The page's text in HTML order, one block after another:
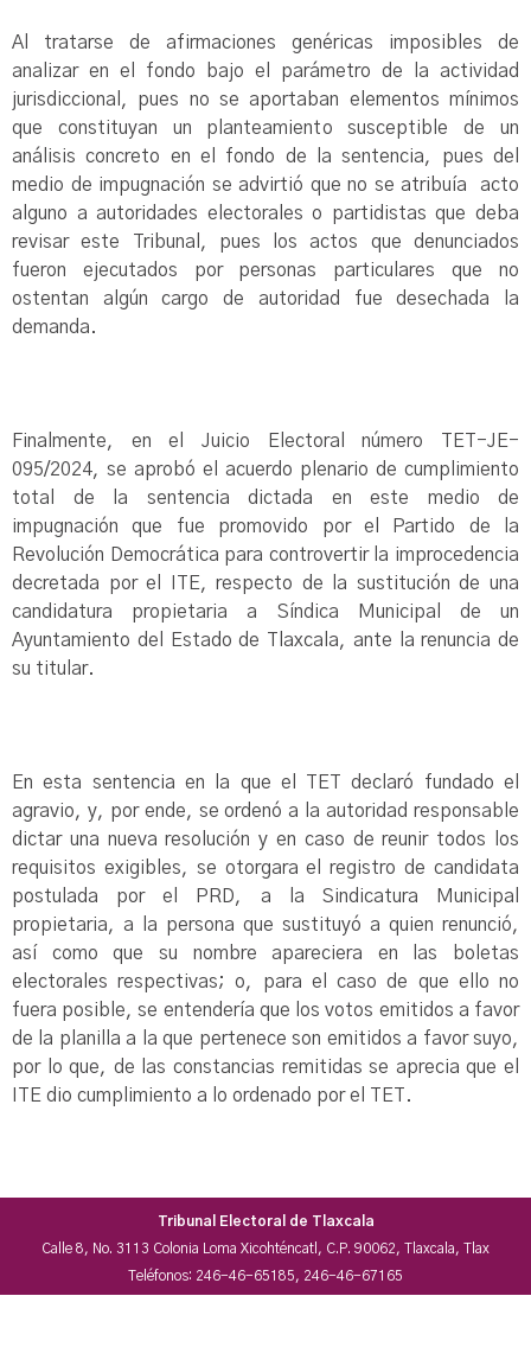
Al tratarse de afirmaciones genéricas imposibles de
analizar en el fondo bajo el parámetro de la actividad
jurisdiccional, pues no se aportaban elementos mínimos
que constituyan un planteamiento susceptible de un
análisis concreto en el fondo de la sentencia, pues del
medio de impugnación se advirtió que no se atribuía acto
alguno a autoridades electorales o partidistas que deba
revisar este Tribunal, pues los actos que denunciados
fueron ejecutados por personas particulares que no
ostentan algún cargo de autoridad fue desechada la
demanda.
Finalmente, en el Juicio Electoral número TET-JE-
095/2024, se aprobó el acuerdo plenario de cumplimiento
total de la sentencia dictada en este medio de
impugnación que fue promovido por el Partido de la
Revolución Democrática para controvertir la improcedencia
decretada por el ITE, respecto de la sustitución de una
candidatura propietaria a Síndica Municipal de un
Ayuntamiento del Estado de Tlaxcala, ante la renuncia de
su titular.
En esta sentencia en la que el TET declaró fundado el
agravio, y, por ende, se ordenó a la autoridad responsable
dictar una nueva resolución y en caso de reunir todos los
requisitos exigibles, se otorgara el registro de candidata
postulada por el PRD, a la Sindicatura Municipal
propietaria, a la persona que sustituyó a quien renunció,
así como que su nombre apareciera en las boletas
electorales respectivas; o, para el caso de que ello no
fuera posible, se entendería que los votos emitidos a favor
de la planilla a la que pertenece son emitidos a favor suyo,
por lo que, de las constancias remitidas se aprecia que el
ITE dio cumplimiento a lo ordenado por el TET.
Tribunal Electoral de Tlaxcala
Calle 8, No. 3113 Colonia Loma Xicohténcatl, C.P. 90062, Tlaxcala, Tlax
Teléfonos: 246-46-65185, 246-46-67165